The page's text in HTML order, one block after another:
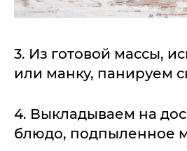
3. Из готовой массы,
или манку, панируем
4. Выкладываем на
блюдо, подпыленное